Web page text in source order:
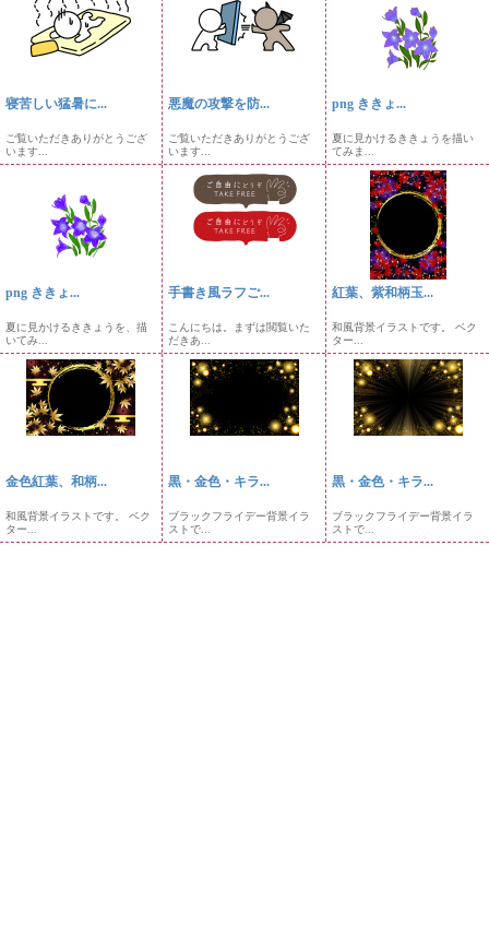
寝苦しい猛暑に...
ご覧いただきありがとうござ
います...
悪魔の攻撃を防...
ご覧いただきありがとうござ
います...
png ききょ...
夏に見かけるききょうを描い
てみま...
png ききょ...
夏に見かけるききょうを、描
いてみ...
手書き風ラフご...
こんにちは。まずは閲覧いた
だきあ...
紅葉、紫和柄玉...
和風背景イラストです。 ベク
ター...
金色紅葉、和柄...
和風背景イラストです。 ベク
ター...
黒・金色・キラ...
ブラックフライデー背景イラ
ストで...
黒・金色・キラ...
ブラックフライデー背景イラ
ストで...